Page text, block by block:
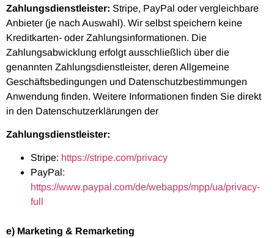
Zahlungsdienstleister: Stripe, PayPal oder vergleichbare
Anbieter (je nach Auswahl). Wir selbst speichern keine
Kreditkarten- oder Zahlungsinformationen. Die
Zahlungsabwicklung erfolgt ausschließlich über die
genannten Zahlungsdienstleister, deren Allgemeine
Geschäftsbedingungen und Datenschutzbestimmungen
Anwendung finden. Weitere Informationen finden Sie direkt
in den Datenschutzerklärungen der
Zahlungsdienstleister:
Stripe: https://stripe.com/privacy
PayPal:
https://www.paypal.com/de/webapps/mpp/ua/privacy-
full
e) Marketing & Remarketing